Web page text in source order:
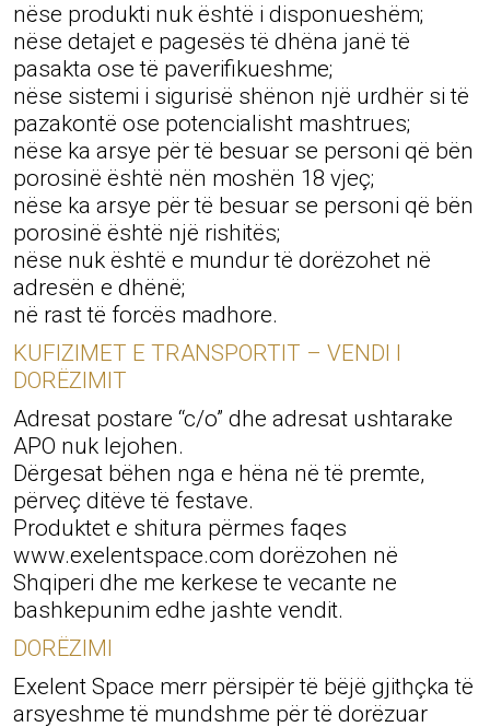
nëse produkti nuk është i disponueshëm;
nëse detajet e pagesës të dhëna janë të
pasakta ose të paverifikueshme;
nëse sistemi i sigurisë shënon një urdhër si të
pazakontë ose potencialisht mashtrues;
nëse ka arsye për të besuar se personi që bën
porosinë është nën moshën 18 vjeç;
nëse ka arsye për të besuar se personi që bën
porosinë është një rishitës;
nëse nuk është e mundur të dorëzohet në
adresën e dhënë;
në rast të forcës madhore.
KUFIZIMET E TRANSPORTIT – VENDI I
DORËZIMIT
Adresat postare “c/o” dhe adresat ushtarake
APO nuk lejohen.
Dërgesat bëhen nga e hëna në të premte,
përveç ditëve të festave.
Produktet e shitura përmes faqes
www.exelentspace.com dorëzohen në
Shqiperi dhe me kerkese te vecante ne
bashkepunim edhe jashte vendit.
DORËZIMI
Exelent Space merr përsipër të bëjë gjithçka të
arsyeshme të mundshme për të dorëzuar